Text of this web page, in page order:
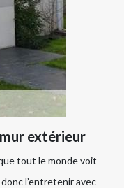
extérieur
tout le monde voit
l’entretenir avec